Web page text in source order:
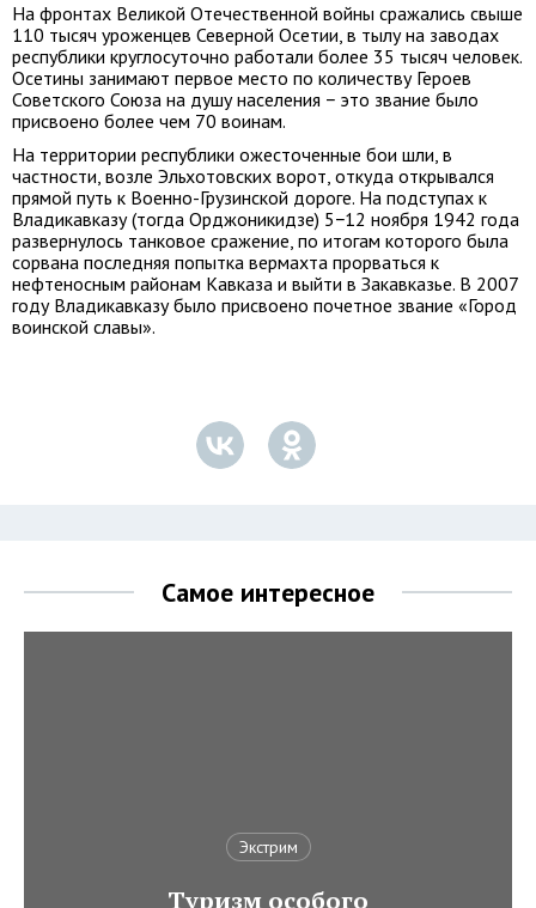
На фронтах Великой Отечественной войны сражались свыше
110 тысяч уроженцев Северной Осетии, в тылу на заводах
республики круглосуточно работали более 35 тысяч человек.
Осетины занимают первое место по количеству Героев
Советского Союза на душу населения − это звание было
присвоено более чем 70 воинам.
На территории республики ожесточенные бои шли, в
частности, возле Эльхотовских ворот, откуда открывался
прямой путь к Военно-Грузинской дороге. На подступах к
Владикавказу (тогда Орджоникидзе) 5−12 ноября 1942 года
развернулось танковое сражение, по итогам которого была
сорвана последняя попытка вермахта прорваться к
нефтеносным районам Кавказа и выйти в Закавказье. В 2007
году Владикавказу было присвоено почетное звание «Город
воинской славы».
Самое интересное
Экстрим
Туризм особого